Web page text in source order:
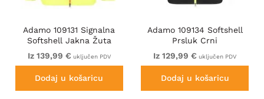
Adamo 109131 Signalna
Softshell Jakna Žuta
Iz 139,99 € uključen PDV
Dodaj u košaricu
Adamo 109134 Softshell
Prsluk Crni
Iz 129,99 € uključen PDV
Dodaj u košaricu